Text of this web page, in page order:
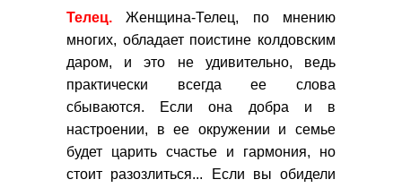
Телец.
Женщина-Телец, по мнению
многих, обладает поистине колдовским
даром, и это не удивительно, ведь
практически всегда ее слова
сбываются. Если она добра и в
настроении, в ее окружении и семье
будет царить счастье и гармония, но
стоит разозлиться... Если вы обидели